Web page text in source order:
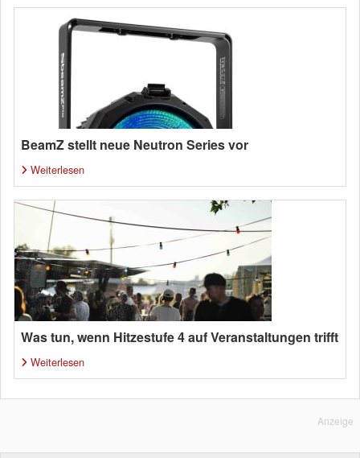
BeamZ stellt neue Neutron Series vor
Weiterlesen
Was tun, wenn Hitzestufe 4 auf Veranstaltungen trifft
Weiterlesen
Anzeige